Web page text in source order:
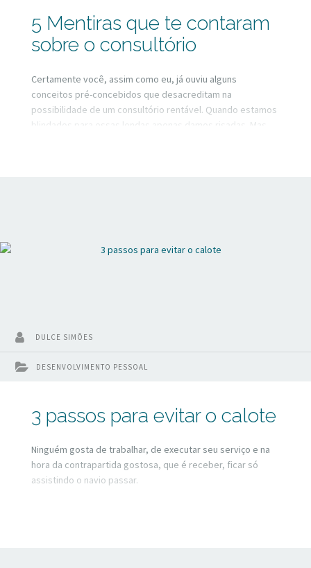
5 Mentiras que te contaram
sobre o consultório
Certamente você, assim como eu, já ouviu alguns
conceitos pré-concebidos que desacreditam na
possibilidade de um consultório rentável. Quando estamos
blindados para essas lendas apenas damos risadas. Mas
DESENVOLVIMENTO PESSOAL
DULCE SIMÕES
3 passos para evitar o calote
Ninguém gosta de trabalhar, de executar seu serviço e na
hora da contrapartida gostosa, que é receber, ficar só
assistindo o navio passar.